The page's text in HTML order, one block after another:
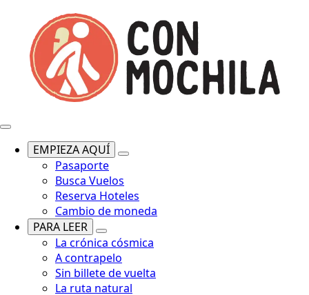
EMPIEZA AQUÍ
Pasaporte
Busca Vuelos
Reserva Hoteles
Cambio de moneda
PARA LEER
La crónica cósmica
A contrapelo
Sin billete de vuelta
La ruta natural